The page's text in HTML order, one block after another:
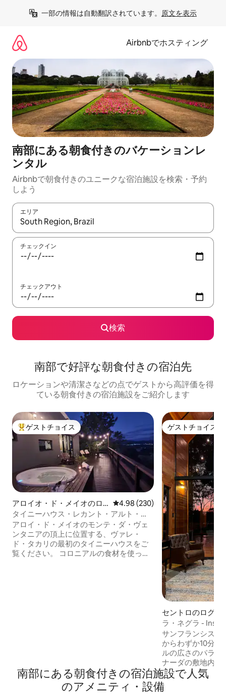
一部の情報は自動翻訳されています。 原文を表示
Airbnbでホスティング
南部にある朝食付きのバケーションレ
ンタル
Airbnbで朝食付きのユニークな宿泊施設を検索・予約
しよう
エリア
検索結果が表示されたら、上下の矢印キーを使って移動するか
チェックイン
チェックアウト
検索
南部で好評な朝食付きの宿泊先
ロケーションや清潔さなどの点でゲストから高評価を得
ている朝食付きの宿泊施設をご紹介します
大好評のゲストチョイスです。
ゲストチョイス
アロイオ・ド・メイオのロ
グハウス
レビュー230件、5つ星中4.98つ
4.98 (230)
タイニーハウス・レカント・アルト・
ダ・ヴェンタニア
アロイ・ド・メイオのモンテ・ダ・ヴェ
ンタニアの頂上に位置する、ヴァレ・
ド・タカリの最初のタイニーハウスをご
覧ください。 コロニアルの食材を使った
ゲストチョイス
ゲストチョイス
セントロのログハ
ラ・ネグラ - Instagram
サンフランシスコ
からわずか10分
ルの広さのパラド
ナーダの敷地内に
ストに囲まれたこ
練された瞬間を過
ジャグジー、ガス
南部にある朝食付きの宿泊施設で人気
のアメニティ・設備